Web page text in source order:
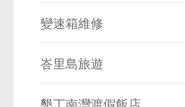
變速箱維修
峇里島旅遊